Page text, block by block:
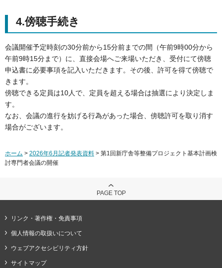
4.傍聴手続き
会議開催予定時刻の30分前から15分前までの間（午前9時00分から
午前9時15分まで）に、直接会場へご来場いただき、受付にて傍聴
申込書に必要事項を記入いただきます。その後、許可を得て傍聴で
きます。
傍聴できる定員は10人で、定員を超える場合は抽選により決定しま
す。
なお、会議の進行を妨げる行為があった場合、傍聴許可を取り消す
場合がございます。
ホーム > 2026年6月記者発表資料 > 第1回新庁舎等整備プロジェクト基本計画検
討専門者会議の開催
PAGE TOP
リンク・著作権・免責事項
個人情報の取扱いについて
ウェブアクセシビリティ方針
サイトマップ